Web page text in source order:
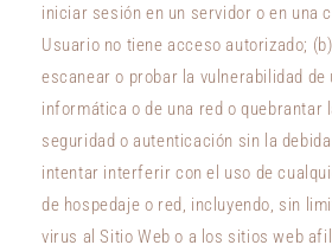
iniciar sesión en un servidor o en una
Usuario no tiene acceso autorizado;
escanear o probar la vulnerabilidad de
informática o de una red o quebrantar
seguridad o autenticación sin la
intentar interferir con el uso de
de hospedaje o red, incluyendo, sin
virus al Sitio Web o a los sitios web